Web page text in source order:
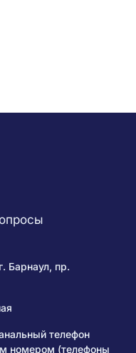
Барнаул, пр.
телефон
номером (телефоны